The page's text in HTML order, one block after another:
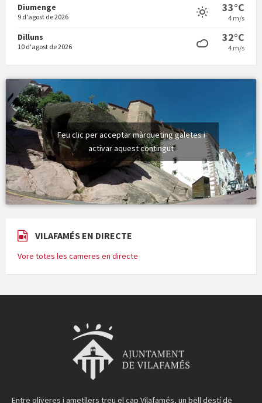
Diumenge
9 d'agost de 2026
33°C
4 m/s
Dilluns
10 d'agost de 2026
32°C
4 m/s
Feu clic per acceptar màrqueting galetes i
activar aquest contingut
VILAFAMÉS EN DIRECTE
Vore totes les cameres en directe
Entre oliveres i ametllers treu el cap Vilafamés, un bell destí de